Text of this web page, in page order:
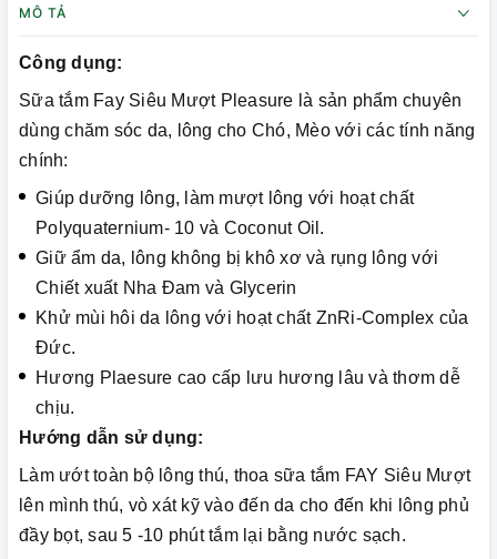
MÔ TẢ
Công dụng:
Sữa tắm Fay Siêu Mượt Pleasure là sản phẩm chuyên
dùng chăm sóc da, lông cho Chó, Mèo với các tính năng
chính:
Giúp dưỡng lông, làm mượt lông với hoạt chất
Polyquaternium- 10 và Coconut Oil.
Giữ ẩm da, lông không bị khô xơ và rụng lông với
Chiết xuất Nha Đam và Glycerin
Khử mùi hôi da lông với hoạt chất ZnRi-Complex của
Đức.
Hương Plaesure cao cấp lưu hương lâu và thơm dễ
chịu.
Hướng dẫn sử dụng:
Làm ướt toàn bộ lông thú, thoa sữa tắm FAY Siêu Mượt
lên mình thú, vò xát kỹ vào đến da cho đến khi lông phủ
đầy bọt, sau 5 -10 phút tắm lại bằng nước sạch.